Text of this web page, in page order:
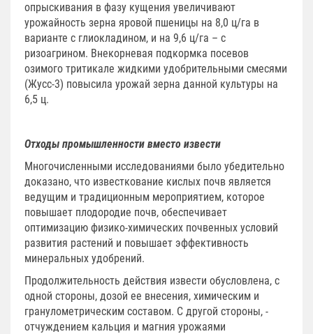
опрыскивания в фазу кущения увеличивают
урожайность зерна яровой пшеницы на 8,0 ц/га в
варианте с глиокладином, и на 9,6 ц/га – с
ризоагрином. Внекорневая подкормка посевов
озимого тритикале жидкими удобрительными смесями
(Жусс‑3) повысила урожай зерна данной культуры на
6,5 ц.
Отходы промышленности вместо извести
Многочисленными исследованиями было убедительно
доказано, что известкование кислых почв является
ведущим и традиционным мероприятием, которое
повышает плодородие почв, обеспечивает
оптимизацию физико-химических почвенных условий
развития растений и повышает эффективность
минеральных удобрений.
Продолжительность действия извести обусловлена, с
одной стороны, дозой ее внесения, химическим и
гранулометрическим составом. С другой стороны, -
отчуждением кальция и магния урожаями